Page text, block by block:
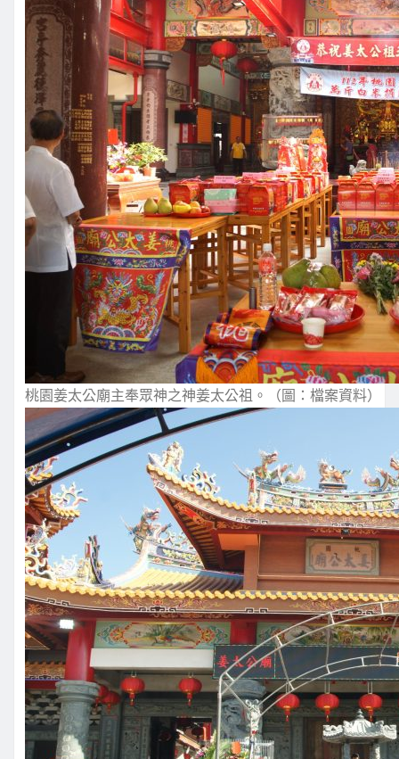
桃園姜太公廟主奉眾神之神姜太公祖。（圖：檔案資料）